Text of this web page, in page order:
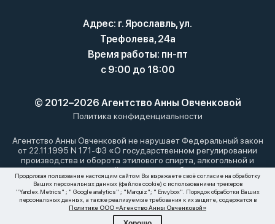
Адрес: г. Ярославль, ул.
Трефолева, 24а
Время работы: пн-пт
с 9:00 до 18:00
Политика конфиденциальности
© 2012–2026 Агентство Анны Овченковой
Агентство Анны Овченковой не нарушает Федеральный закон
от 22.11.1995 N 171-ФЗ «О государственном регулировании
производства и оборота этилового спирта, алкогольной и
спиртосодержащей продукции и об ограничении
потребления (распития) алкогольной продукции»: мы не
осуществляем дистанционную торговлю алкоголем. Все
материалы, размещенные на этом сайте, носят
информационный характер и не являются публичной офертой.
Продолжая пользование настоящим сайтом Вы выражаете своё согласие на обработку
Ваших персональных данных (файлов cookie) с использованием трекеров
"Yandex.Metrics" ; " Google analytics" ; "Marquiz"; " Envybox". Порядок обработки Ваших
персональных данных, а также реализуемые требования к их защите, содержатся в
Политике ООО «Агенство Анны Овченковой»